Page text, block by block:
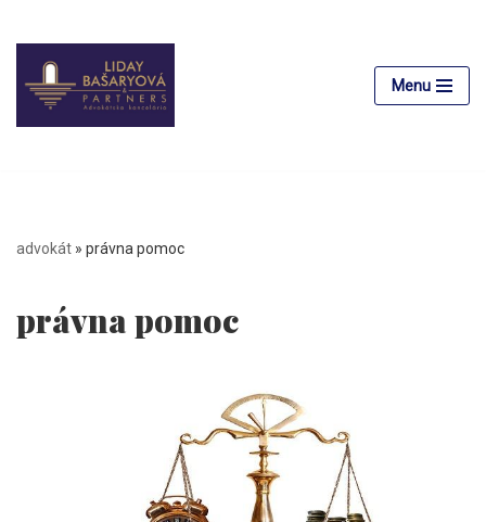
Preskočiť
na
obsah
Menu
advokát » právna pomoc
právna pomoc